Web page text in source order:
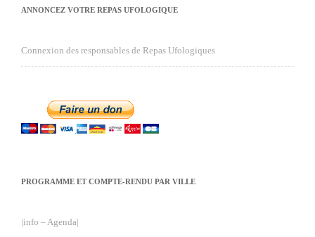
ANNONCEZ VOTRE REPAS UFOLOGIQUE
Connexion des responsables de Repas Ufologiques
PROGRAMME ET COMPTE-RENDU PAR VILLE
|info – Agenda|